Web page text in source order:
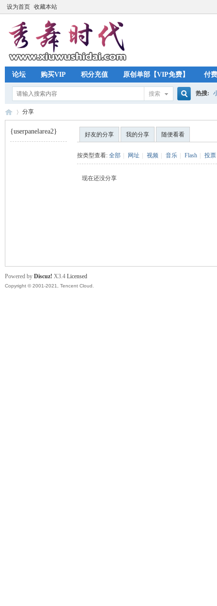
设为首页 收藏本站
论坛 购买VIP 积分充值 原创单部【VIP免费】 付
搜索 热搜:
分享
{userpanelarea2} 好友的分享 我的分享 随便看看
按类型查看: 全部 网址 视频 音乐 Flash 投票
现在还没分享
Powered by Discuz! X3.4 Licensed
Copyright © 2001-2021, Tencent Cloud.